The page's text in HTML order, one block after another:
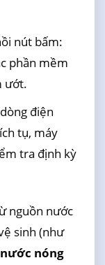
nút bấm:
phần mềm
ướt.
điện
tụ, máy
tra định kỳ
nguồn nước
sinh (như
nóng